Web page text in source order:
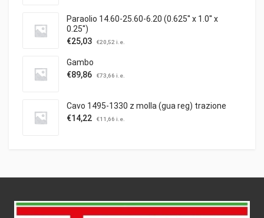
Paraolio 14.60-25.60-6.20 (0.625'' x 1.0'' x
0.25'')
€25,03 €20,52 i.e.
Gambo
€89,86 €73,66 i.e.
Cavo 1495-1330 z molla (gua reg) trazione
€14,22 €11,66 i.e.